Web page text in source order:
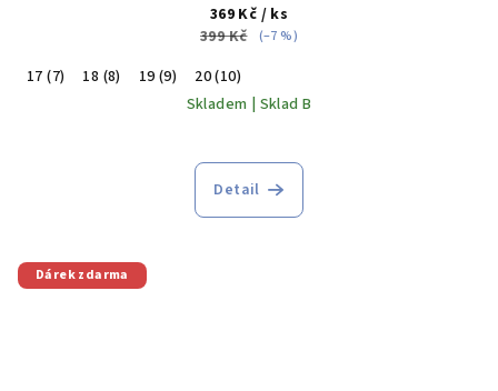
369 Kč / ks
399 Kč
(–7 %)
17 (7) 18 (8) 19 (9)
20 (10)
Skladem | Sklad B
Detail
Dárek zdarma